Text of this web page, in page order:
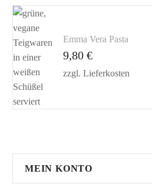
Emma Vera Pasta
9,80 €
zzgl. Lieferkosten
MEIN KONTO